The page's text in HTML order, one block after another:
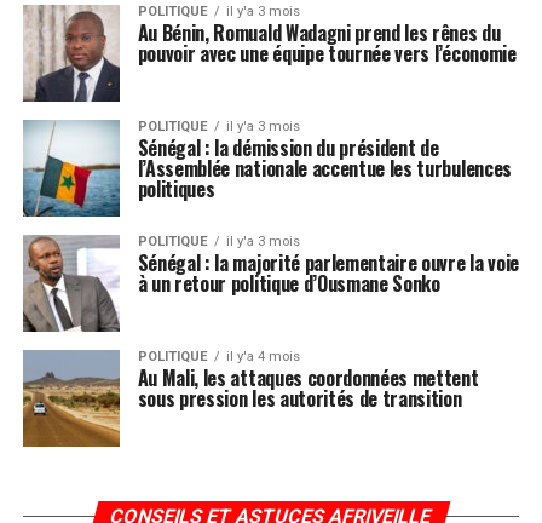
POLITIQUE il y'a 3 mois
Au Bénin, Romuald Wadagni prend les rênes du
pouvoir avec une équipe tournée vers l’économie
POLITIQUE il y'a 3 mois
Sénégal : la démission du président de
l’Assemblée nationale accentue les turbulences
politiques
POLITIQUE il y'a 3 mois
Sénégal : la majorité parlementaire ouvre la voie
à un retour politique d’Ousmane Sonko
POLITIQUE il y'a 4 mois
Au Mali, les attaques coordonnées mettent
sous pression les autorités de transition
CONSEILS ET ASTUCES AFRIVEILLE